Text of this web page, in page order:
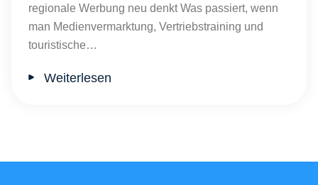
regionale Werbung neu denkt Was passiert, wenn
man Medienvermarktung, Vertriebstraining und
touristische…
Weiterlesen